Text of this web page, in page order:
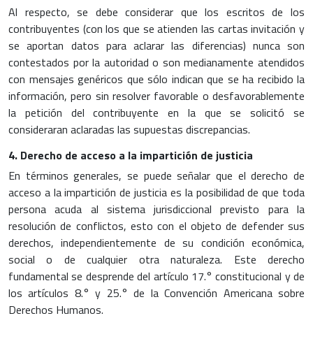
Al respecto, se debe considerar que los escritos de los
contribuyentes (con los que se atienden las cartas invitación y
se aportan datos para aclarar las diferencias) nunca son
contestados por la autoridad o son medianamente atendidos
con mensajes genéricos que sólo indican que se ha recibido la
información, pero sin resolver favorable o desfavorablemente
la petición del contribuyente en la que se solicitó se
consideraran aclaradas las supuestas discrepancias.
4. Derecho de acceso a la impartición de justicia
En términos generales, se puede señalar que el derecho de
acceso a la impartición de justicia es la posibilidad de que toda
persona acuda al sistema jurisdiccional previsto para la
resolución de conflictos, esto con el objeto de defender sus
derechos, independientemente de su condición económica,
social o de cualquier otra naturaleza. Este derecho
fundamental se desprende del artículo 17.° constitucional y de
los artículos 8.° y 25.° de la Convención Americana sobre
Derechos Humanos.